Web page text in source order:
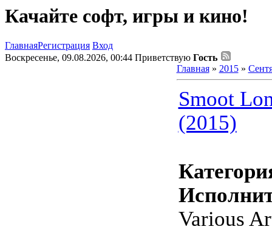
Качайте софт, игры и кино!
ГлавнаяРегистрация Вход
Воскресенье, 09.08.2026, 00:44 Приветствую Гость
Главная» 2015 »
Smoot
(2015)
Various